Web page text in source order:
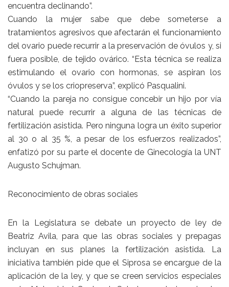
encuentra declinando”.
Cuando la mujer sabe que debe someterse a
tratamientos agresivos que afectarán el funcionamiento
del ovario puede recurrir a la preservación de óvulos y, si
fuera posible, de tejido ovárico. “Esta técnica se realiza
estimulando el ovario con hormonas, se aspiran los
óvulos y se los criopreserva”, explicó Pasqualini.
“Cuando la pareja no consigue concebir un hijo por vía
natural puede recurrir a alguna de las técnicas de
fertilización asistida. Pero ninguna logra un éxito superior
al 30 o al 35 %, a pesar de los esfuerzos realizados”,
enfatizó por su parte el docente de Ginecología la UNT
Augusto Schujman.
Reconocimiento de obras sociales
En la Legislatura se debate un proyecto de ley de
Beatriz Avila, para que las obras sociales y prepagas
incluyan en sus planes la fertilización asistida. La
iniciativa también pide que el Siprosa se encargue de la
aplicación de la ley, y que se creen servicios especiales